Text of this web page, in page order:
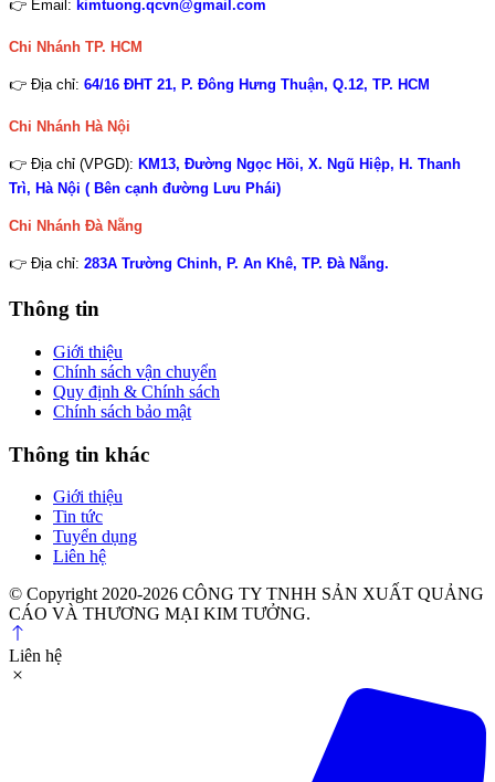
👉 Email: kimtuong.qcvn@gmail.com
Chi Nhánh TP. HCM
👉 Địa chỉ: 64/16 ĐHT 21, P. Đông Hưng Thuận, Q.12, TP. HCM
Chi Nhánh Hà Nội
👉 Địa chỉ (VPGD): KM13, Đường Ngọc Hồi, X. Ngũ Hiệp, H. Thanh
Trì, Hà Nội ( Bên cạnh đường Lưu Phái)
Chi Nhánh Đà Nẵng
👉 Địa chỉ: 283A Trường Chinh, P. An Khê, TP. Đà Nẵng.
Thông tin
Giới thiệu
Chính sách vận chuyển
Quy định & Chính sách
Chính sách bảo mật
Thông tin khác
Giới thiệu
Tin tức
Tuyển dụng
Liên hệ
© Copyright 2020-2026 CÔNG TY TNHH SẢN XUẤT QUẢNG
CÁO VÀ THƯƠNG MẠI KIM TƯỞNG.
Liên hệ